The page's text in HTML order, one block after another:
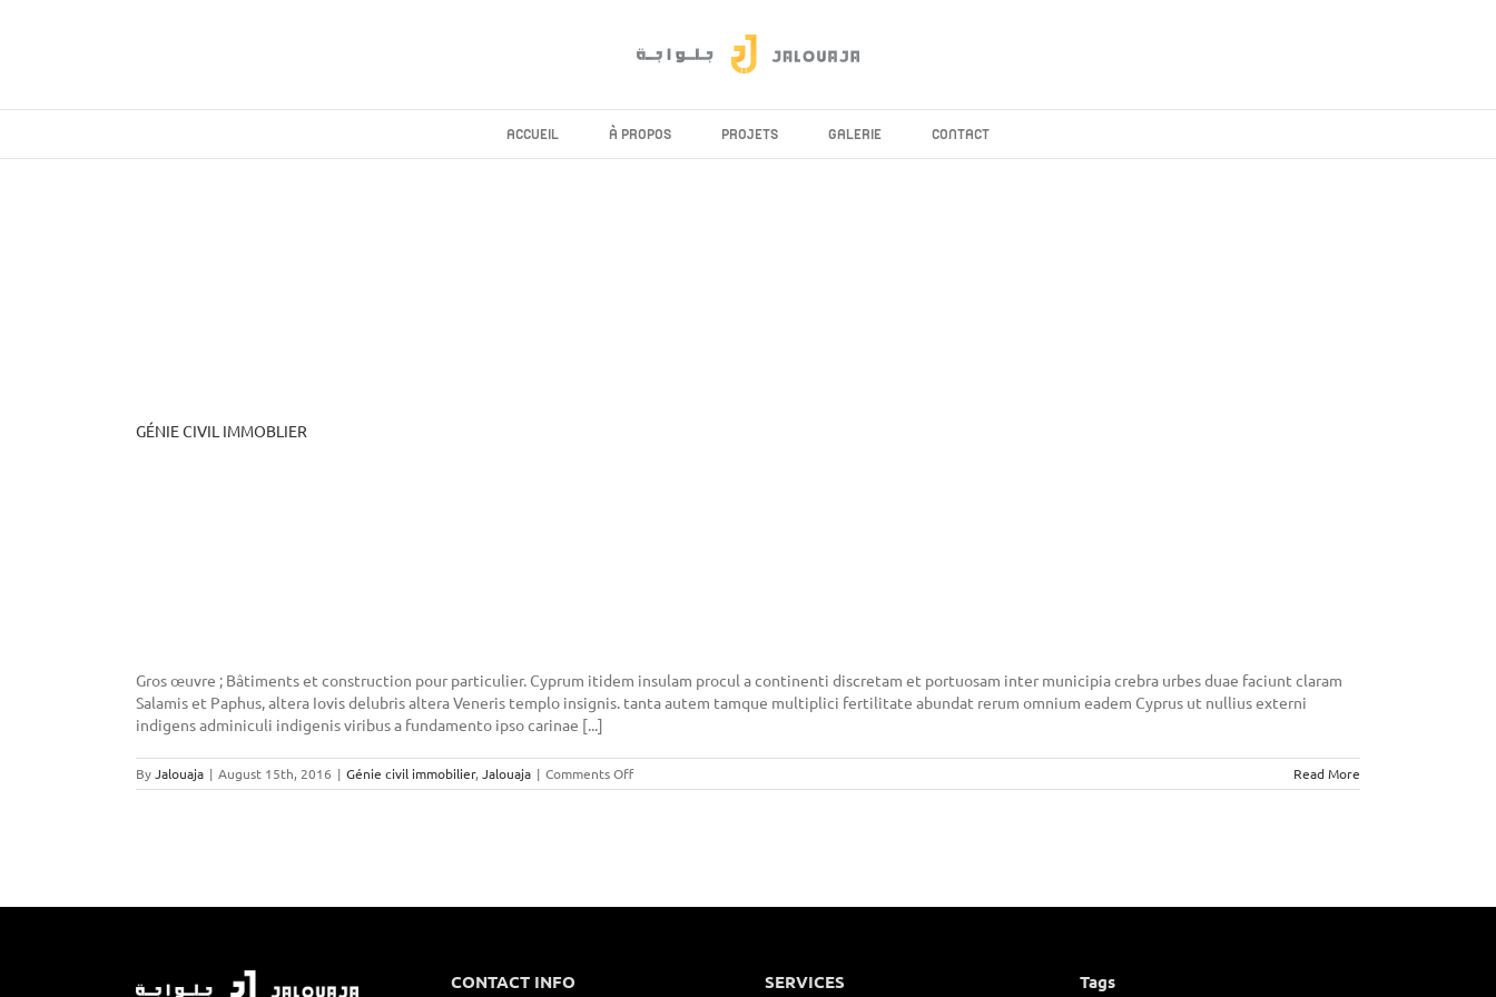
ACCUEIL À PROPOS PROJETS GALERIE CONTACT
GÉNIE CIVIL IMMOBLIER
Gros œuvre ; Bâtiments et construction pour particulier. Cyprum itidem insulam procul a continenti discretam et portuosam inter municipia crebra urbes duae faciunt claram
Salamis et Paphus, altera Iovis delubris altera Veneris templo insignis. tanta autem tamque multiplici fertilitate abundat rerum omnium eadem Cyprus ut nullius externi
indigens adminiculi indigenis viribus a fundamento ipso carinae [...]
ByJalouaja | August 15th, 2016 | Génie civil immobilier, Jalouaja | Comments Offon
GÉNIE
Read More
CONTACT INFO SERVICES Tags